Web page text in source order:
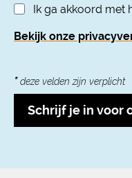
Ik ga akkoord met
Bekijk onze
*deze velden zijn verplicht
Schrijf je in voor